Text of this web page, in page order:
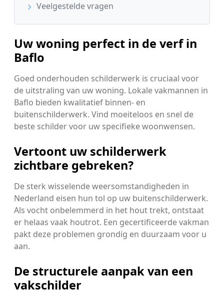
Veelgestelde vragen
Uw woning perfect in de verf in
Baflo
Goed onderhouden schilderwerk is cruciaal voor
de uitstraling van uw woning. Lokale vakmannen in
Baflo bieden kwalitatief binnen- en
buitenschilderwerk. Vind moeiteloos en snel de
beste schilder voor uw specifieke woonwensen.
Vertoont uw schilderwerk
zichtbare gebreken?
De sterk wisselende weersomstandigheden in
Nederland eisen hun tol op uw buitenschilderwerk.
Als vocht onbelemmerd in het hout trekt, ontstaat
er helaas vaak houtrot. Een gecertificeerde vakman
pakt deze problemen grondig en duurzaam voor u
aan.
De structurele aanpak van een
vakschilder